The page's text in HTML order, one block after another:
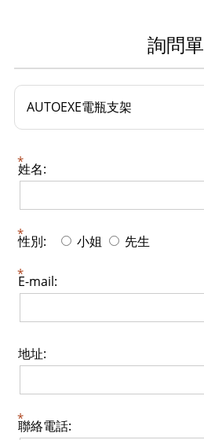
詢問單
AUTOEXE電瓶支架
姓名:
性別: 小姐 先生
E-mail:
地址:
聯絡電話: